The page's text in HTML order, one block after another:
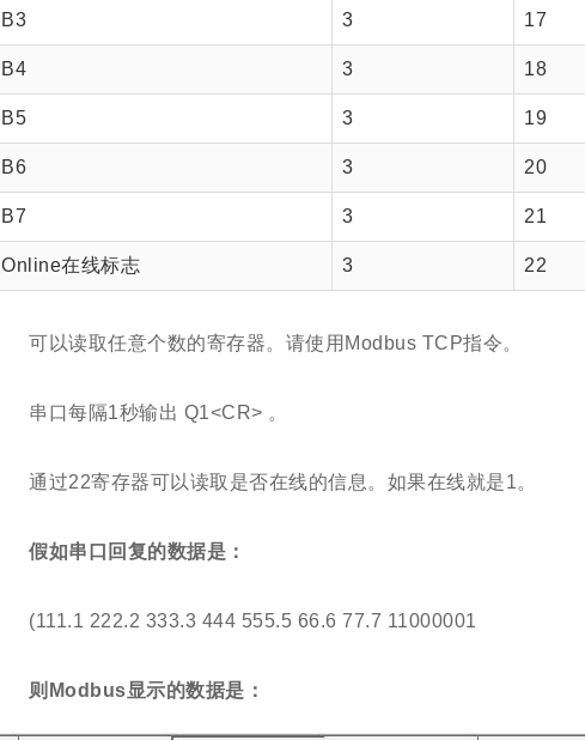
B3 3 17
B4 3 18
B5 3 19
B6 3 20
B7 3 21
Online在线标志 3 22
可以读取任意个数的寄存器。请使用Modbus TCP指令。
串口每隔1秒输出 Q1<CR> 。
通过22寄存器可以读取是否在线的信息。如果在线就是1。
假如串口回复的数据是：
(111.1 222.2 333.3 444 555.5 66.6 77.7 11000001
则Modbus显示的数据是：